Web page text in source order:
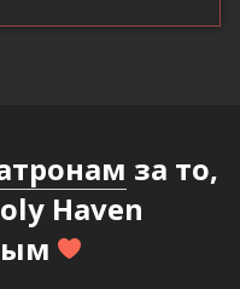
за то,
Haven